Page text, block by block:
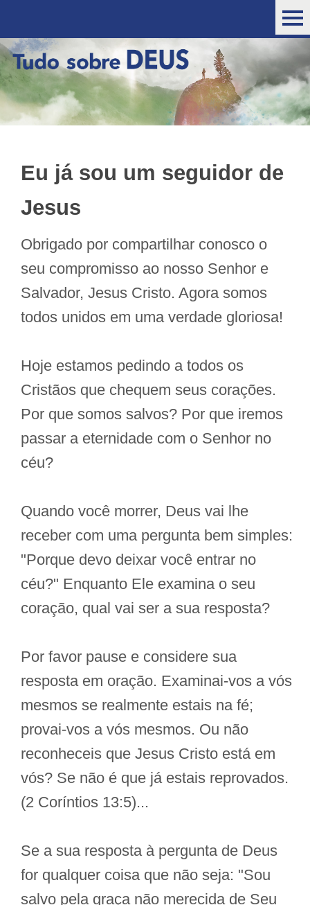
Eu já sou um seguidor de
Jesus
Obrigado por compartilhar conosco o
seu compromisso ao nosso Senhor e
Salvador, Jesus Cristo. Agora somos
todos unidos em uma verdade gloriosa!
Hoje estamos pedindo a todos os
Cristãos que chequem seus corações.
Por que somos salvos? Por que iremos
passar a eternidade com o Senhor no
céu?
Quando você morrer, Deus vai lhe
receber com uma pergunta bem simples:
"Porque devo deixar você entrar no
céu?" Enquanto Ele examina o seu
coração, qual vai ser a sua resposta?
Por favor pause e considere sua
resposta em oração. Examinai-vos a vós
mesmos se realmente estais na fé;
provai-vos a vós mesmos. Ou não
reconheceis que Jesus Cristo está em
vós? Se não é que já estais reprovados.
(2 Coríntios 13:5)...
Se a sua resposta à pergunta de Deus
for qualquer coisa que não seja: "Sou
salvo pela graça não merecida de Seu